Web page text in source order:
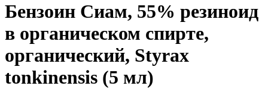
Бензоин Сиам, 55% резиноид
в органическом спирте,
органический, Styrax
tonkinensis (5 мл)